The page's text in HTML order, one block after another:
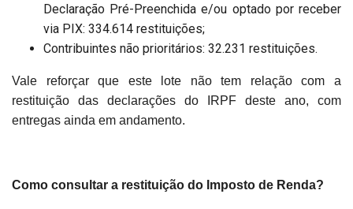
Declaração Pré-Preenchida e/ou optado por receber
via PIX: 334.614 restituições;
Contribuintes não prioritários: 32.231 restituições.
Vale reforçar que este lote não tem relação com a
restituição das declarações do IRPF deste ano, com
entregas ainda em andamento.
Como consultar a restituição do Imposto de Renda?